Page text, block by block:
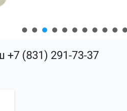
(831) 291-73-37